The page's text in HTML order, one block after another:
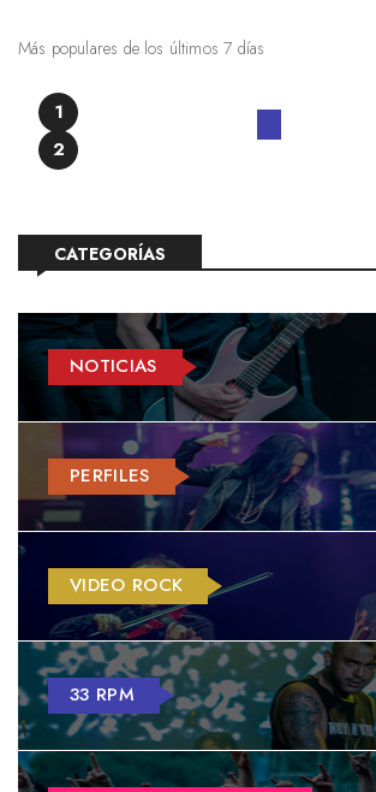
Más populares de los últimos 7 días
1
2
CATEGORÍAS
NOTICIAS
PERFILES
VIDEO ROCK
33 RPM